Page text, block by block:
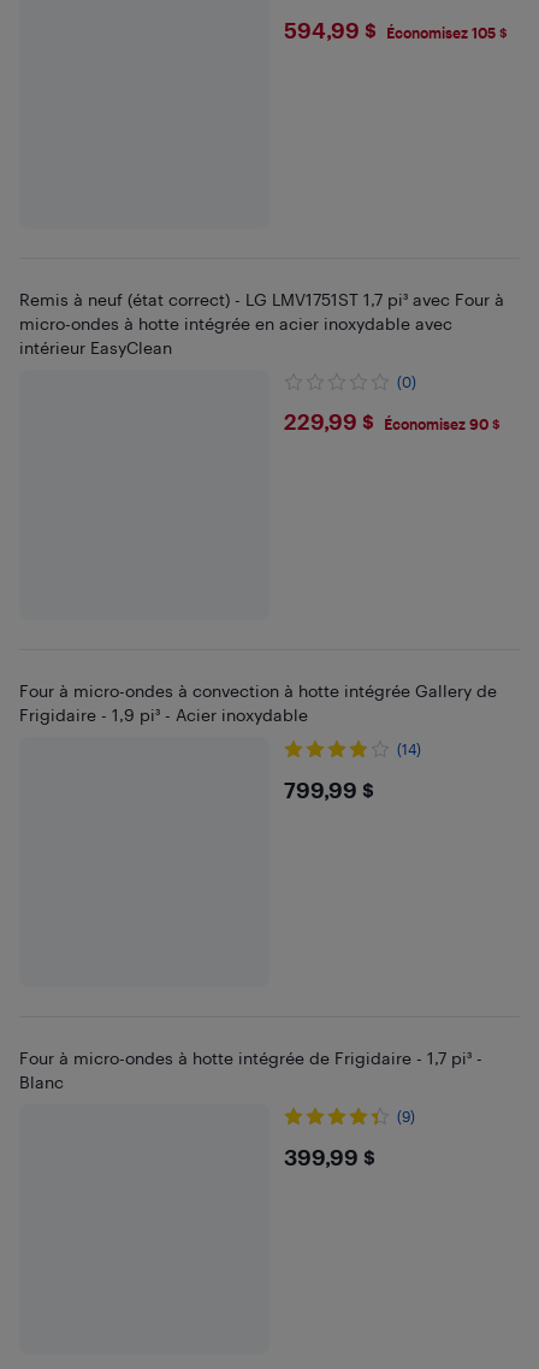
$594.99
594,99 $ Économisez 105 $
Remis à neuf (état correct) - LG LMV1751ST 1,7 pi³ avec Four à
micro-ondes à hotte intégrée en acier inoxydable avec
intérieur EasyClean
(0)
$229.99
229,99 $ Économisez 90 $
Four à micro-ondes à convection à hotte intégrée Gallery de
Frigidaire - 1,9 pi³ - Acier inoxydable
(14)
$799.99
799,99 $
Four à micro-ondes à hotte intégrée de Frigidaire - 1,7 pi³ -
Blanc
(9)
$399.99
399,99 $